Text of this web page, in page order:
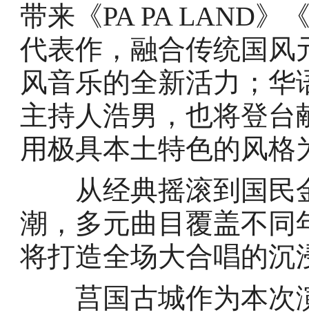
带来《PA PA LAND》
代表作，融合传统国风
风音乐的全新活力；
主持人浩男，也将登台
用极具本土特色的风
从经典摇滚到国民
潮，多元曲目覆盖不同
将打造全场大合唱的沉
莒国古城作为本次